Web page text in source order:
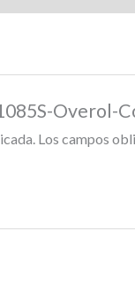
Overol-
Los campos